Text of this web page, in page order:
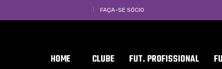
FAÇA-SE SÓCIO
HOME CLUBE FUT. PROFISSIONAL